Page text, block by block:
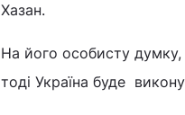
Хазан.
На його особисту думку,
тоді Україна буде